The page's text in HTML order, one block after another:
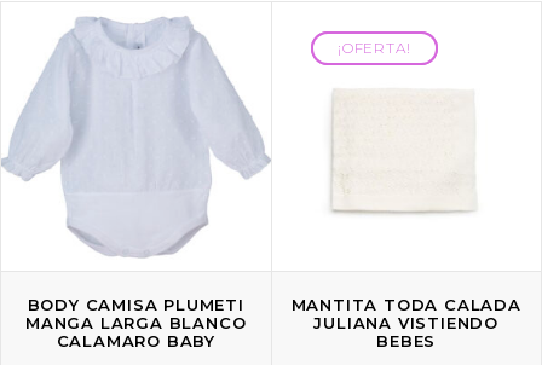
BODY CAMISA PLUMETI
MANGA LARGA BLANCO
CALAMARO BABY
¡OFERTA!
¡OFERTA!
MANTITA TODA CALADA
JULIANA VISTIENDO
BEBES